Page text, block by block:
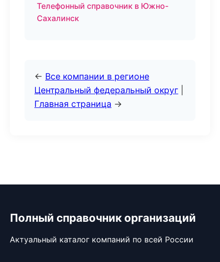
Телефонный справочник в Южно-
Сахалинск
← Все компании в регионе
Центральный федеральный округ
Главная страница →
Полный справочник организаций
Актуальный каталог компаний по всей России